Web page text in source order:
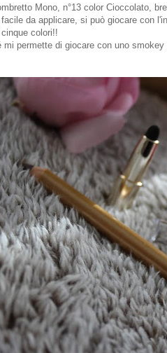
Mono, n°13 color Cioccolato,
da applicare, si può giocare con
colori!!
mi permette di giocare con uno